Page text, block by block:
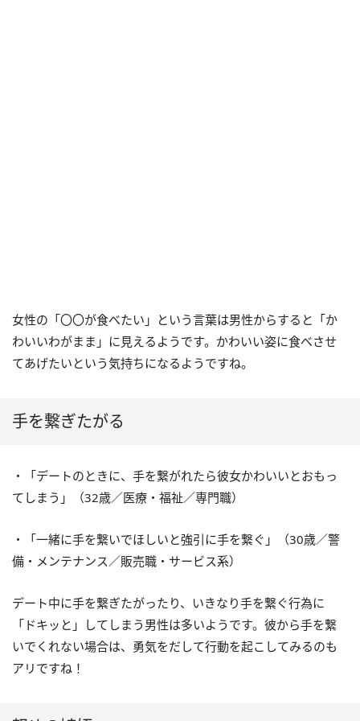
女性の「〇〇が食べたい」という言葉は男性からすると「か
わいいわがまま」に見えるようです。かわいい姿に食べさせ
てあげたいという気持ちになるようですね。
手を繋ぎたがる
・「デートのときに、手を繋がれたら彼女かわいいとおもっ
てしまう」（32歳／医療・福祉／専門職）
・「一緒に手を繋いでほしいと強引に手を繋ぐ」（30歳／警
備・メンテナンス／販売職・サービス系）
デート中に手を繋ぎたがったり、いきなり手を繋ぐ行為に
「ドキッと」してしまう男性は多いようです。彼から手を繋
いでくれない場合は、勇気をだして行動を起こしてみるのも
アリですね！